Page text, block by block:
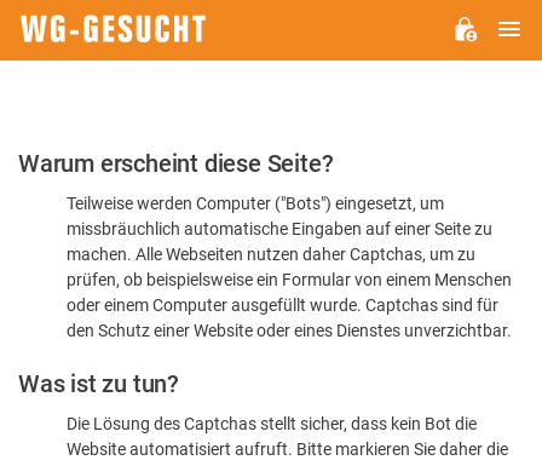
Bitte
dass
sind
Warum erscheint diese Seite?
Teilweise werden Computer ("Bots") eingesetzt, um
missbräuchlich automatische Eingaben auf einer Seite zu
machen. Alle Webseiten nutzen daher Captchas, um zu
prüfen, ob beispielsweise ein Formular von einem Menschen
oder einem Computer ausgefüllt wurde. Captchas sind für
den Schutz einer Website oder eines Dienstes unverzichtbar.
Was ist zu tun?
Die Lösung des Captchas stellt sicher, dass kein Bot die
Website automatisiert aufruft. Bitte markieren Sie daher die